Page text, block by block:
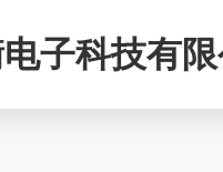
子科技有